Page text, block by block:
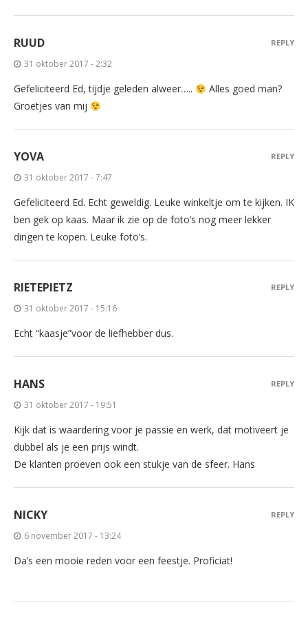
RUUD
31 oktober 2017 - 2:32
Gefeliciteerd Ed, tijdje geleden alweer…..
Alles goed man?
Groetjes van mij
REPLY
YOVA
31 oktober 2017 - 7:47
Gefeliciteerd Ed. Echt geweldig. Leuke winkeltje om te kijken. IK
ben gek op kaas. Maar ik zie op de foto’s nog meer lekker
dingen te kopen. Leuke foto’s.
REPLY
RIETEPIETZ
31 oktober 2017 - 15:16
Echt “kaasje”voor de liefhebber dus.
REPLY
HANS
31 oktober 2017 - 19:51
Kijk dat is waardering voor je passie en werk, dat motiveert je
dubbel als je een prijs windt.
De klanten proeven ook een stukje van de sfeer. Hans
REPLY
NICKY
6 november 2017 - 13:24
Da’s een mooie reden voor een feestje. Proficiat!
REPLY